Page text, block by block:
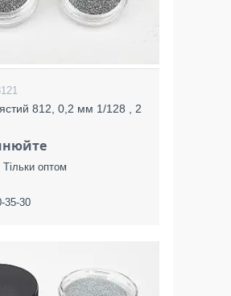
812, 0,2 мм 1/128 , 2
Тільки оптом
35-30